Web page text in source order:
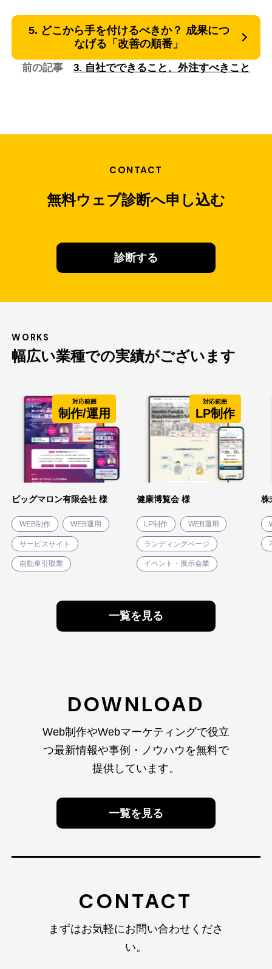
5. どこから手を付けるべきか？ 成果につ
なげる「改善の順番」
前の記事 3. 自社でできること、外注すべきこと
CONTACT
無料ウェブ診断へ申し込む
診断する
WORKS
幅広い業種での実績がございます
対応範囲
制作/運用
ビッグマロン有限会社 様
WEB制作 WEB運用
サービスサイト
自動車引取業
対応範囲
LP制作
健康博覧会 様
LP制作 WEB運用
ランディングページ
イベント・展示会業
株
一覧を見る
DOWNLOAD
Web制作やWebマーケティングで役立
つ最新情報や事例・ノウハウを無料で
提供しています。
一覧を見る
CONTACT
まずはお気軽にお問い合わせくださ
い。